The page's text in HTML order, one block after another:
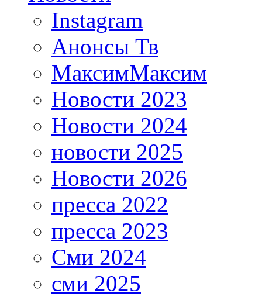
Instagram
Анонсы Тв
МаксимМаксим
Новости 2023
Новости 2024
новости 2025
Новости 2026
пресса 2022
пресса 2023
Сми 2024
сми 2025